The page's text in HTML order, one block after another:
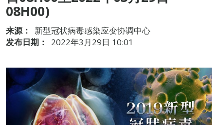
08H00)
来源：
新型冠状病毒感染应变协调中心
发布日期：
2022年3月29日 10:01